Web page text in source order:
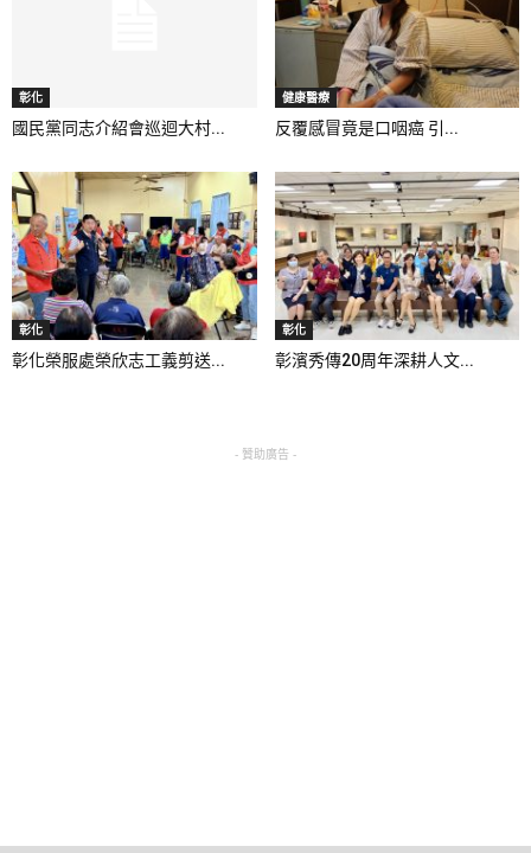
彰化
國民黨同志介紹會巡迴大村...
健康醫療
反覆感冒竟是口咽癌 引...
彰化
彰化榮服處榮欣志工義剪送...
彰化
彰濱秀傳20周年深耕人文...
- 贊助廣告 -